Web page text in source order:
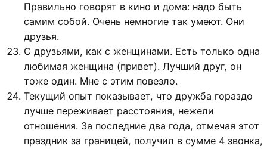
Правильно говорят в кино и дома: надо быть
самим собой. Очень немногие так умеют. Они
друзья.
С друзьями, как с женщинами. Есть только одна
любимая женщина (привет). Лучший друг, он
тоже один. Мне с этим повезло.
Текущий опыт показывает, что дружба гораздо
лучше переживает расстояния, нежели
отношения. За последние два года, отмечая этот
праздник за границей, получил в сумме 4 звонка,